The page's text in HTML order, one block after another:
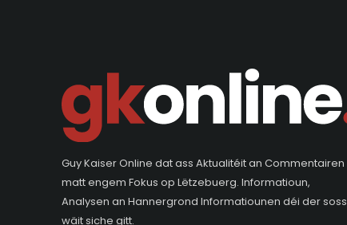
Guy Kaiser Online dat ass Aktualitéit an Commentairen
matt engem Fokus op Lëtzebuerg. Informatioun,
Analysen an Hannergrond Informatiounen déi der soss
wäit siche gitt.